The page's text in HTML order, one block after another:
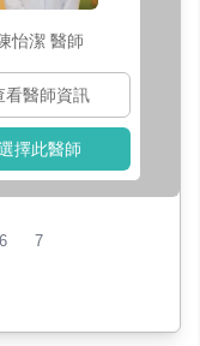
怡潔 醫師
看醫師資訊
擇此醫師
6 7